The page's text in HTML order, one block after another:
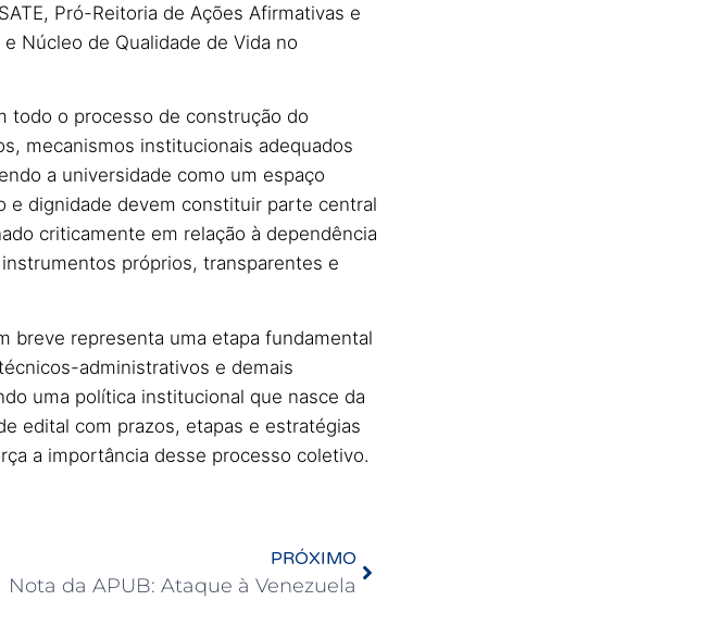
Pró-Reitoria de Ações Afirmativas e
Núcleo de Qualidade de Vida no
todo o processo de construção do
mecanismos institucionais adequados
a universidade como um espaço
e dignidade devem constituir parte central
criticamente em relação à dependência
próprios, transparentes e
breve representa uma etapa fundamental
administrativos e demais
uma política institucional que nasce da
edital com prazos, etapas e estratégias
a importância desse processo coletivo.
PRÓXIMO
Nota da APUB: Ataque à Venezuela